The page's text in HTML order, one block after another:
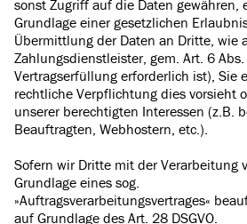
sonst Zugriff auf die Daten gewähren,
Grundlage einer gesetzlichen
Übermittlung der Daten an Dritte, wie
Zahlungsdienstleister, gem. Art. 6
Vertragserfüllung erforderlich ist), Sie
rechtliche Verpflichtung dies vorsieht
unserer berechtigten Interessen (z.B.
Beauftragten, Webhostern, etc.).
Sofern wir Dritte mit der Verarbeitung
Grundlage eines sog.
»Auftragsverarbeitungsvertrages«
auf Grundlage des Art. 28 DSGVO.